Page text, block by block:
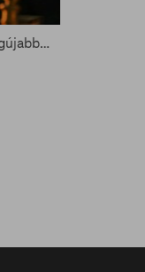
Hosszú lesz a John Wick legújabb része - Zacc nélkül 1630.